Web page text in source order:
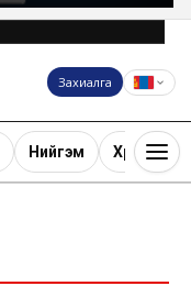
Захиалга
Нийгэм Хөрөнгө